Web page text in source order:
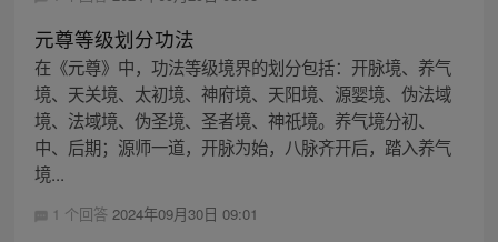
元尊等级划分功法
在《元尊》中，功法等级境界的划分包括：开脉境、养气
境、天关境、太初境、神府境、天阳境、源婴境、伪法域
境、法域境、伪圣境、圣者境、神祇境。养气境分初、
中、后期；源师一道，开脉为始，八脉齐开后，踏入养气
境...
1 个回答 2024年09月30日 09:01